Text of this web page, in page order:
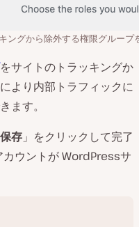
ングから除外する権限グループ
をサイトのトラッキングか
より内部トラフィックに
ます。
存 」をクリックして完了
ウントが WordPressサ